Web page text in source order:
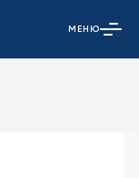
Открыть
МЕНЮ